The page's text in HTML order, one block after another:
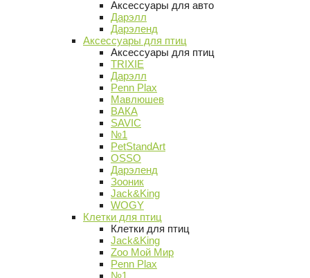
Аксессуары для авто
Дарэлл
Дарэленд
Аксессуары для птиц
Аксессуары для птиц
TRIXIE
Дарэлл
Penn Plax
Мавлюшев
ВАКА
SAVIC
№1
PetStandArt
OSSO
Дарэленд
Зооник
Jack&King
WOGY
Клетки для птиц
Клетки для птиц
Jack&King
Zoo Мой Мир
Penn Plax
№1